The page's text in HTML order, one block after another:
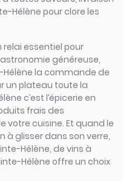
Hélène pour clore les
relai essentiel pour
généreuse,
la commande de
un plateau toute la
c’est l’épicerie en
frais des
votre cuisine. Et quand le
à glisser dans son verre,
Hélène, de vins à
Hélène offre un choix